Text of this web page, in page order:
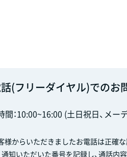
(フリーダイヤル)でのお
間：10:00~16:00 (土日祝日、メー
様からいただきましたお電話は正確
通知いただいた番号を記録し、通話内